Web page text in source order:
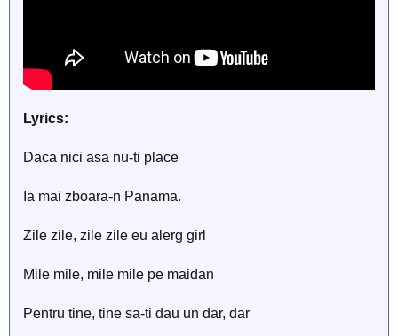
Lyrics:
Daca nici asa nu-ti place
Ia mai zboara-n Panama.
Zile zile, zile zile eu alerg girl
Mile mile, mile mile pe maidan
Pentru tine, tine sa-ti dau un dar, dar